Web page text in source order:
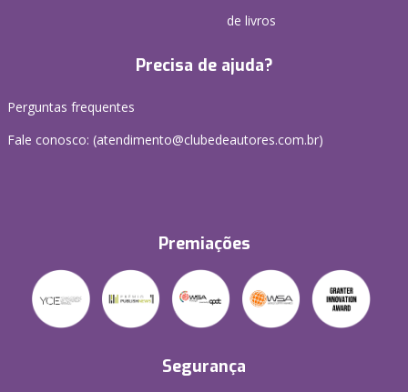
de livros
Precisa de ajuda?
Perguntas frequentes
Fale conosco: (atendimento@clubedeautores.com.br)
Premiações
Segurança